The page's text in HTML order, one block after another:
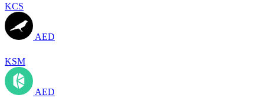
KCS
AED
KSM
AED